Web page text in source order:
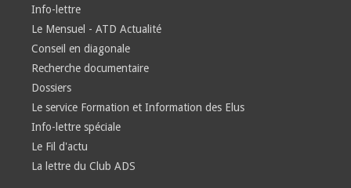
Info-lettre
Le Mensuel - ATD Actualité
Conseil en diagonale
Recherche documentaire
Dossiers
Le service Formation et Information des Elus
Info-lettre spéciale
Le Fil d'actu
La lettre du Club ADS